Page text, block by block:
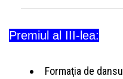
Premiul al III-lea:
Formaţia de